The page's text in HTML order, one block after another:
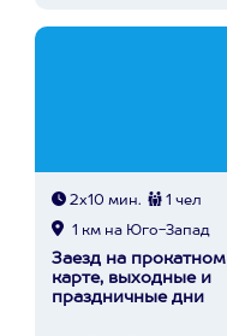
2х10 мин. 1 чел
1 км на Юго-Запад
Заезд на прокатном
карте, выходные и
праздничные дни